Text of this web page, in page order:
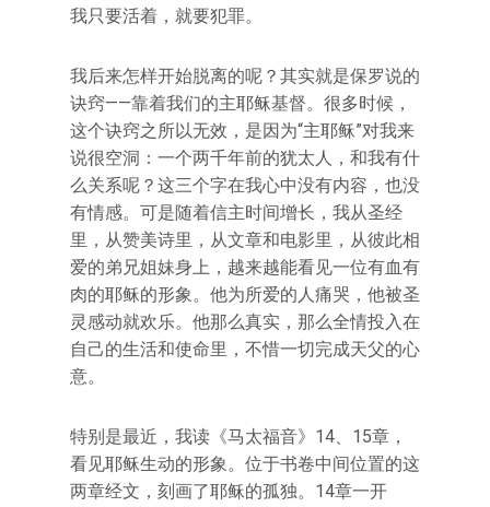
我只要活着，就要犯罪。
我后来怎样开始脱离的呢？其实就是保罗说的
诀窍——靠着我们的主耶稣基督。很多时候，
这个诀窍之所以无效，是因为“主耶稣”对我来
说很空洞：一个两千年前的犹太人，和我有什
么关系呢？这三个字在我心中没有内容，也没
有情感。可是随着信主时间增长，我从圣经
里，从赞美诗里，从文章和电影里，从彼此相
爱的弟兄姐妹身上，越来越能看见一位有血有
肉的耶稣的形象。他为所爱的人痛哭，他被圣
灵感动就欢乐。他那么真实，那么全情投入在
自己的生活和使命里，不惜一切完成天父的心
意。
特别是最近，我读《马太福音》14、15章，
看见耶稣生动的形象。位于书卷中间位置的这
两章经文，刻画了耶稣的孤独。14章一开